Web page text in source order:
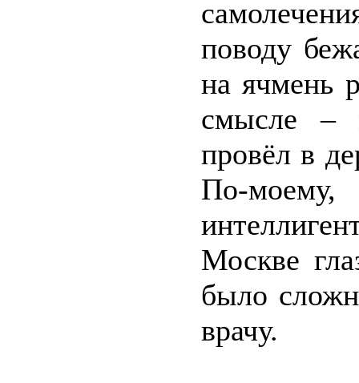
поводу
на ячмень
смысле –
провёл в
По-моему,
Москве
было
врачу.